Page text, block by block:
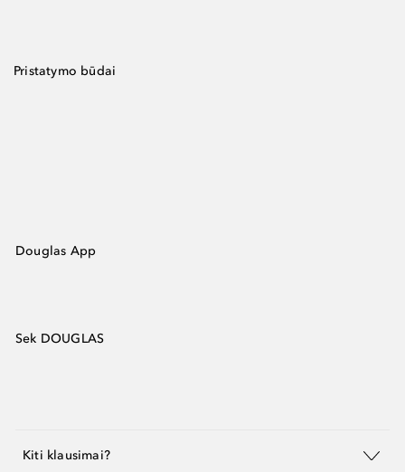
Pristatymo būdai
Douglas App
Sek DOUGLAS
Kiti klausimai?